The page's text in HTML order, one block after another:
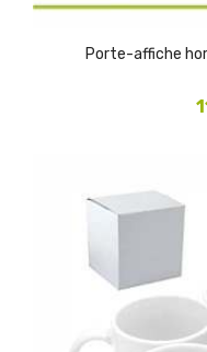
Porte-affiche